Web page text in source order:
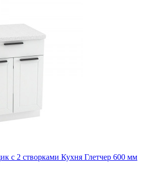
с 2 створками Кухня Глетчер 600 мм